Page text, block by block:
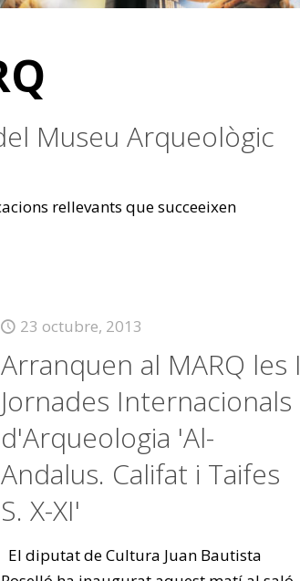
Museu Arqueològic
rellevants que succeeixen
23 octubre, 2013
Arranquen al MARQ les I
Jornades Internacionals
d'Arqueologia 'Al-
Andalus. Califat i Taifes
S. X-XI'
El diputat de Cultura Juan Bautista